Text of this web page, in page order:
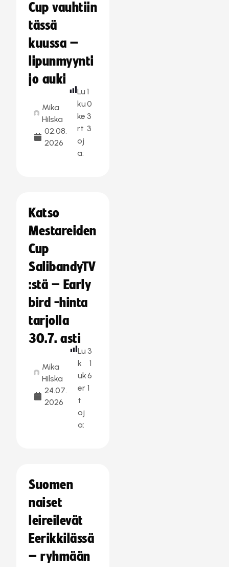
Cup vauhtiin
tässä
kuussa –
lipunmyynti
jo auki
Mika
Hilska
02.08.
2026
Lu
ku
ke
rt
oj
a:
1
0
3
3
Katso
Mestareiden
Cup
SalibandyTV
:stä – Early
bird -hinta
tarjolla
30.7. asti
Mika
Hilska
24.07.
2026
Lu
k
uk
er
t
oj
a:
3
1
6
1
Suomen
naiset
leireilevät
Eerikkilässä
– ryhmään